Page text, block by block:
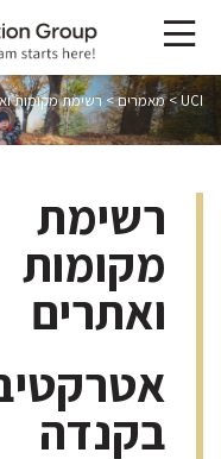
UCI
>מאמרים>רשימת מקומות
רשימת
מקומות
ואתרים
בקנדה